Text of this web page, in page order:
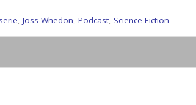
, Joss Whedon, Podcast, Science Fiction